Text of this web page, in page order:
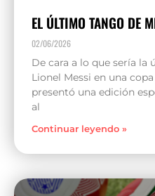
EL ÚLTIMO TANGO DE
02/06/2026
De cara a lo que sería
Lionel Messi en una
presentó una edición
al
Continuar leyendo »